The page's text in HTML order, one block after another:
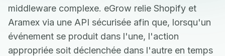
middleware complexe. eGrow relie Shopify et
Aramex via une API sécurisée afin que, lorsqu'un
événement se produit dans l'une, l'action
appropriée soit déclenchée dans l'autre en temps